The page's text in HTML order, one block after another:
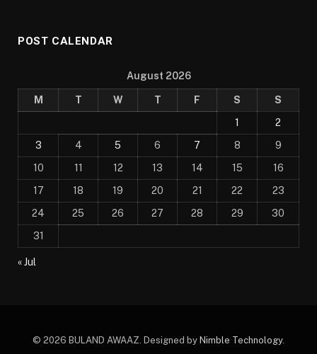
POST CALENDAR
August 2026
M T W T F S
S
1
2
3
4 5 6 7 8
9
10
11 12 13 14 15
16
17
18 19 20 21 22
23
24
25 26 27 28 29
30
31
« Jul
© 2026 BULAND AWAAZ. Designed by Nimble Technology.